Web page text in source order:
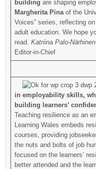
building are shaping
Margherita Pinaof the
Voices” series, reflecting
adult education. We hope
read. Katriina Palo-Närhinen
Editor-in-Chief
in employability skills,
building learners’
Teaching resilience as an
Learning Wales embeds
courses, providing
the nuts and bolts of job
focused on the learners’
better attended and the